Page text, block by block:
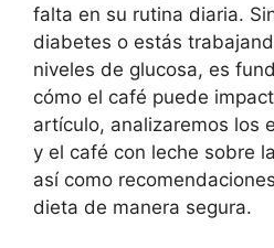
falta en su rutina diaria.
diabetes o estás
niveles de glucosa, es
cómo el café puede
artículo, analizaremos los
y el café con leche sobre
así como
dieta de manera segura.